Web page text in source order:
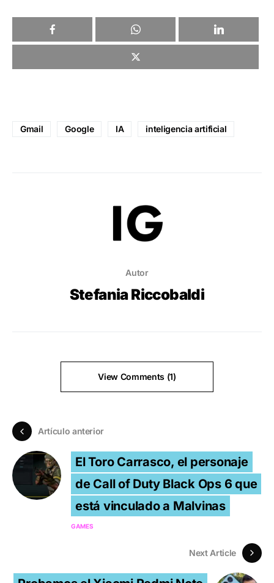
Gmail Google IA inteligencia artificial
Autor
Stefania Riccobaldi
View Comments (1)
Artículo anterior
El Toro Carrasco, el personaje
de Call of Duty Black Ops 6 que
está vinculado a Malvinas
GAMES
Next Article